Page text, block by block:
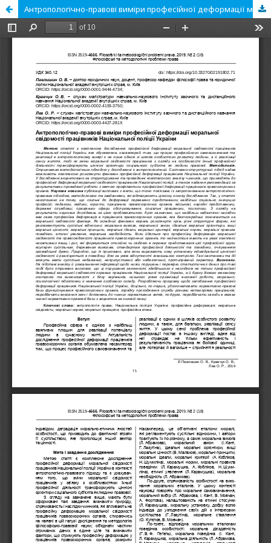
Антропологічно-правові виміри професійної деформації моральної свідомості працівників Національної поліції України